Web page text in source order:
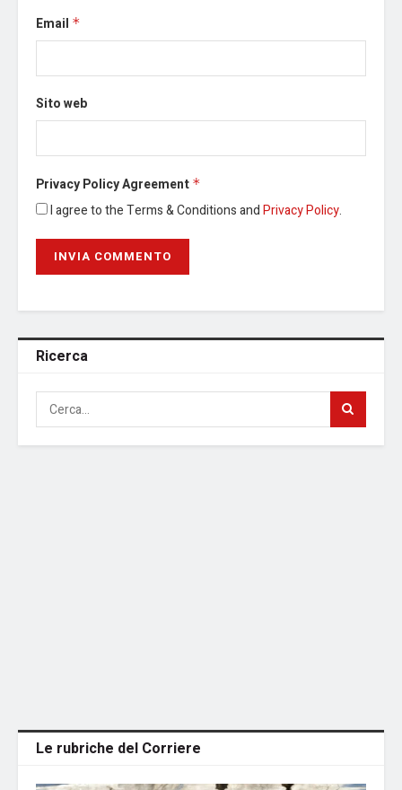
Email *
Sito web
Privacy Policy Agreement *
I agree to the Terms & Conditions andPrivacy Policy.
Ricerca
Le rubriche del Corriere